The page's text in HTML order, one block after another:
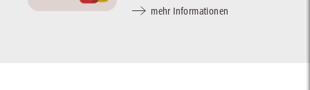
mehr Informationen